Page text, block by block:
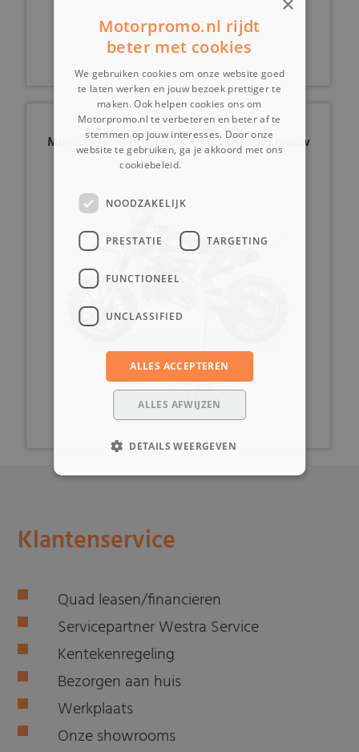
€ 9,99
Minicrosser 49cc Gepard Deluxe Tuning blauw
vanaf375,-
Klantenservice
Quad leasen/financieren
Servicepartner Westra Service
Kentekenregeling
Bezorgen aan huis
Werkplaats
Onze showrooms
Motorpromo.nl rijdt
beter met cookies
We gebruiken cookies om onze website goed
te laten werken en jouw bezoek prettiger te
maken. Ook helpen cookies ons om
Motorpromo.nl te verbeteren en beter af te
stemmen op jouw interesses. Door onze
website te gebruiken, ga je akkoord met ons
cookiebeleid.
NOODZAKELIJK
PRESTATIE TARGETING
FUNCTIONEEL
UNCLASSIFIED
ALLES ACCEPTEREN
ALLES AFWIJZEN
DETAILS WEERGEVEN